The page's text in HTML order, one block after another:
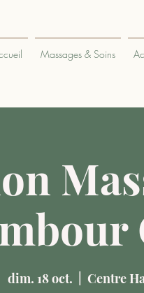
Massages & Soins
dim. 18 oct. Centre